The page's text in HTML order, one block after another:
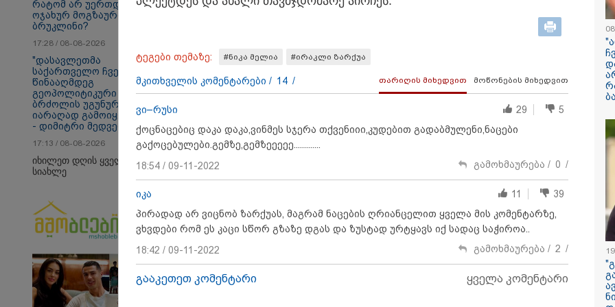
თბილისი -
ლარიდან
11:36 / 08-08-2026
საქართველოში
ადამიანი
პირს ამ
რატომ არ უერთდება
ოჯახურ მოგზაურობას
ბრუკლინი?
17:28 / 08-08-2026
"დასავლეთმა
საქართველო ჩვენ
წინააღმდეგ
გეოპოლიტიკური
ბრძოლის უგუნურ
იარაღად გამოიყენა"
- დიმიტრი მედვედევი
17:13 / 08-08-2026
იხილეთ დღის ყველა
სიახლე
ტეგები თემაზე: #ნიკა მელია #ირაკლი ზარქუა
მკითხველის კომენტარები / 14 / თარიღის მიხედვით მოწონების მიხედვით
ვი–რუსი 29
5
ქოცნაცებიც დაკა დაკა,ვინმეს სჯერა თქვენიიი,კუდებით გადაბმულენი,ნაცები
გაქოცებულები.გემზე,გემზეეეეე.............
18:54 / 09-11-2022
გამოხმაურება / 0 /
იკა 11
39
პირადად არ ვიცნობ ზარქუას, მაგრამ ნაცების ღრიანცელით ყველა მის კომენტარზე,
ვხვდები რომ ეს კაცი სწორ გზაზე დგას და ზუსტად ურტყავს იქ სადაც საჭიროა..
18:42 / 09-11-2022
გამოხმაურება / 2 /
გააკეთეთ კომენტარი ყველა კომენტარი